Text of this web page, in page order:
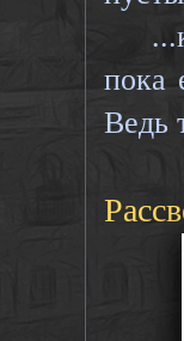
пока
Ведь